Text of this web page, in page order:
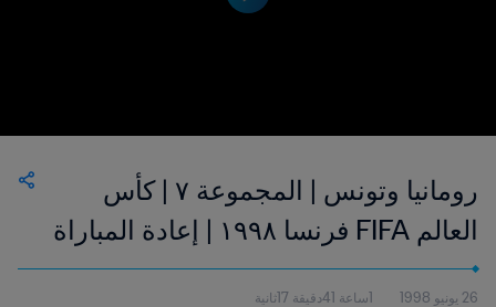
رومانيا وتونس | المجموعة ٧ | كأس
العالم FIFA فرنسا ١٩٩٨ | إعادة المباراة
26 يونيو 1998 1ساعة 41دقيقة 17ثانية